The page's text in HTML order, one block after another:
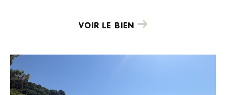
VOIR LE BIEN